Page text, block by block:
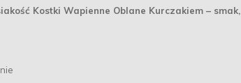
Kostki Wapienne Oblane Kurczakiem – smak,